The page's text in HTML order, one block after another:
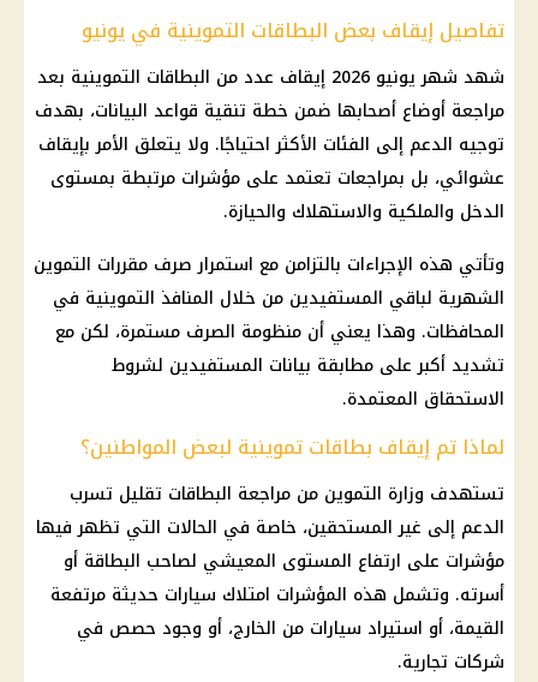
تفاصيل إيقاف بعض البطاقات التموينية في يونيو
شهد شهر يونيو 2026 إيقاف عدد من البطاقات التموينية بعد
مراجعة أوضاع أصحابها ضمن خطة تنقية قواعد البيانات، بهدف
توجيه الدعم إلى الفئات الأكثر احتياجًا. ولا يتعلق الأمر بإيقاف
عشوائي، بل بمراجعات تعتمد على مؤشرات مرتبطة بمستوى
الدخل والملكية والاستهلاك والحيازة.
وتأتي هذه الإجراءات بالتزامن مع استمرارصرف مقررات التموين
الشهرية لباقي المستفيدين من خلال المنافذ التموينية في
المحافظات. وهذا يعني أن منظومة الصرف مستمرة، لكن مع
تشديد أكبر على مطابقة بيانات المستفيدين لشروط
الاستحقاق المعتمدة.
لماذا تم إيقاف بطاقات تموينية لبعض المواطنين؟
تستهدف وزارة التموين من مراجعة البطاقات تقليل تسرب
الدعم إلى غير المستحقين، خاصة في الحالات التي تظهر فيها
مؤشرات على ارتفاع المستوى المعيشي لصاحب البطاقة أو
أسرته. وتشمل هذه المؤشرات امتلاك سيارات حديثة مرتفعة
القيمة، أو استيراد سيارات من الخارج، أو وجود حصص في
شركات تجارية.